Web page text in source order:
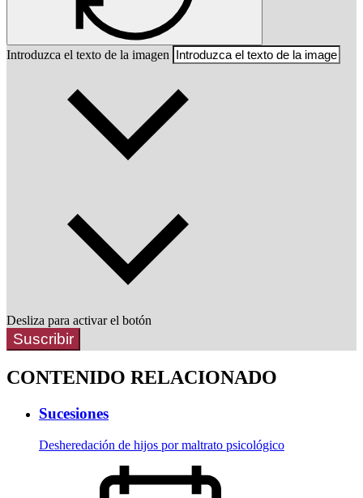
Introduzca el texto de la imagen
Desliza para activar el botón
Suscribir
CONTENIDO RELACIONADO
Sucesiones
Desheredación de hijos por maltrato psicológico